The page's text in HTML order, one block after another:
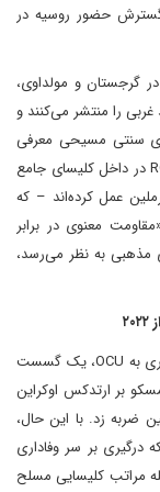
حضور روسیه در
گرجستان و مولداوی،
را منتشر می‌کنند و
سنتی مسیحی معرفی
می‌کنند. در ایالات متحده و اروپای غربی، کلیساهای ROC در داخل کلیسای جامع
عمل کرده‌اند – که
معنوی در برابر
مذهبی به نظر می‌رسد،
تصمیم ژانویه ۲۰۱۹ کلیسای جامع برای اعطای خودمختاری به OCU، یک گسست
بر ارتدکس اوکراین
ضربه زد. با این حال،
تمام عیار روسیه در سال ۲۰۲۲ بود که درگیری بر سر وفاداری
مراتب کلیسایی مسلح